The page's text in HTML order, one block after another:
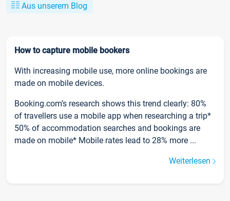
Aus unserem Blog
How to capture mobile bookers
With increasing mobile use, more online bookings are
made on mobile devices.
Booking.com’s research shows this trend clearly: 80%
of travellers use a mobile app when researching a trip*
50% of accommodation searches and bookings are
made on mobile* Mobile rates lead to 28% more ...
Weiterlesen